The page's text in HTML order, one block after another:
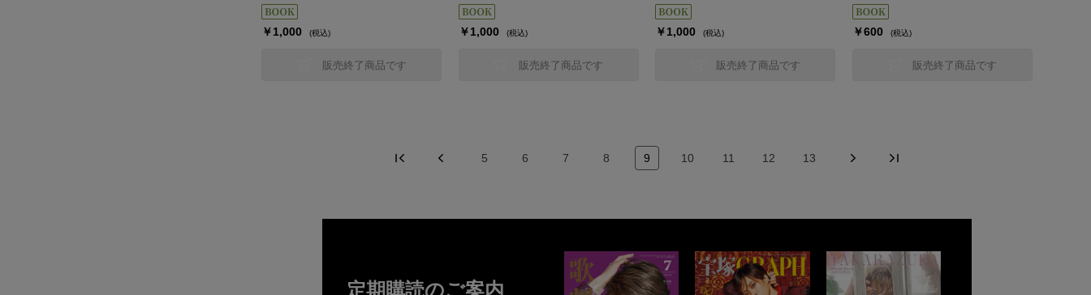
￥1,000 (税込)
販売終了商品です
￥1,000 (税込)
販売終了商品です
￥1,000 (税込)
販売終了商品です
￥600 (税込)
販売終了商品です
5 6 7 8 9 10 11 12 13
定期購読のご案内